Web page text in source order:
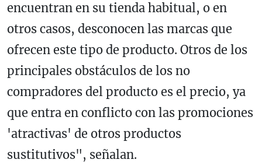
encuentran en su tienda habitual, o en
otros casos, desconocen las marcas que
ofrecen este tipo de producto. Otros de los
principales obstáculos de los no
compradores del producto es el precio, ya
que entra en conflicto con las promociones
'atractivas' de otros productos
sustitutivos", señalan.